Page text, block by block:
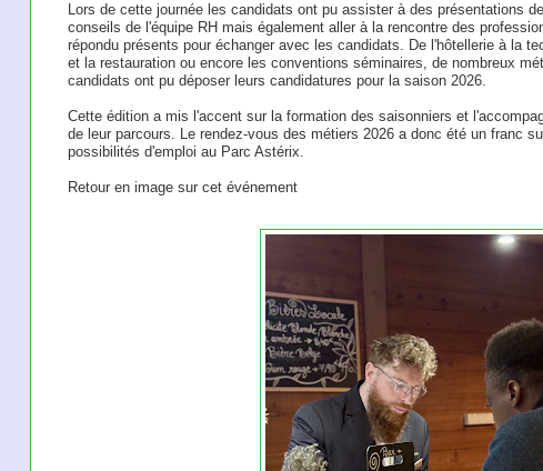
Lors de cette journée les candidats ont pu assister à des présentations
conseils de l'équipe RH mais également aller à la rencontre des
répondu présents pour échanger avec les candidats. De l'hôtellerie à la
et la restauration ou encore les conventions séminaires, de nombreux
candidats ont pu déposer leurs candidatures pour la saison 2026.
Cette édition a mis l'accent sur la formation des saisonniers et
de leur parcours. Le rendez-vous des métiers 2026 a donc été un franc
possibilités d'emploi au Parc Astérix.
Retour en image sur cet événement